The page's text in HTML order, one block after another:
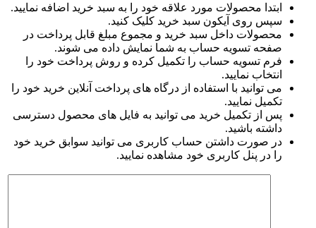
ابتدا محصولات مورد علاقه خود را به سبد خرید اضافه نمایید.
سپس روی آیکون سبد خرید کلیک کنید.
محصولات داخل سبد خرید و مجموع مبلغ قابل پرداخت در
صفحه تسویه حساب به شما نمایش داده می شوند.
فرم تسویه حساب را تکمیل کرده و روش پرداخت خود را
انتخاب نمایید.
می توانید با استفاده از درگاه های پرداخت آنلاین خرید خود را
تکمیل نمایید.
پس از تکمیل خرید می توانید به فایل های محصول دسترسی
داشته باشید.
در صورت داشتن حساب کاربری می توانید سوابق خرید خود
را در پنل کاربری خود مشاهده نمایید.